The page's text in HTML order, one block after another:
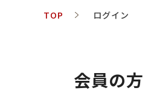
TOP ログイン
会員の方